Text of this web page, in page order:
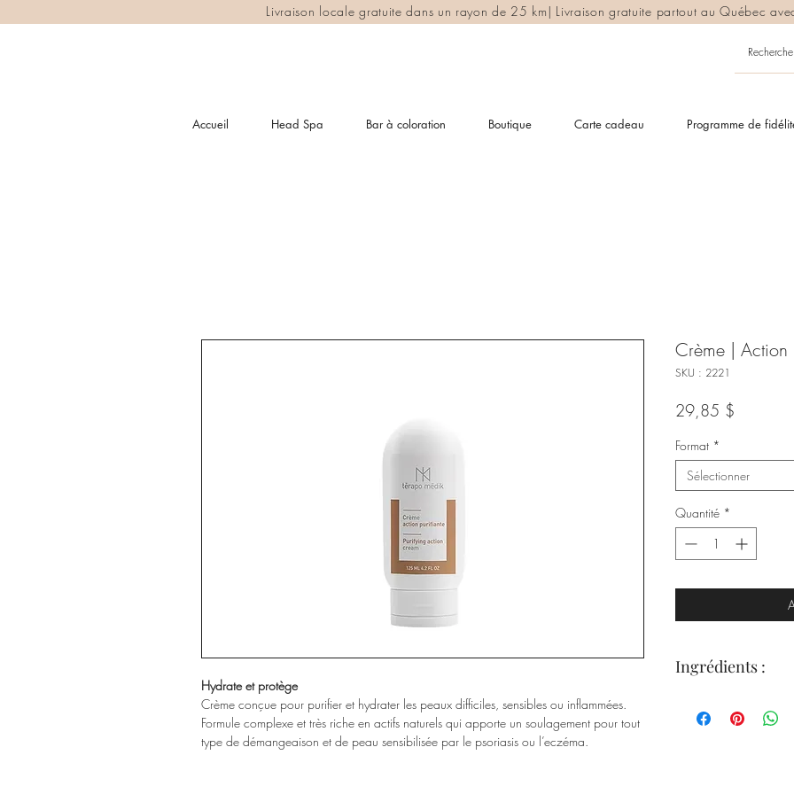
Livraison locale gratuite dans un rayon de 25 km| Livraison gratuite partout au Québec
Accueil Head Spa Bar à coloration Boutique Carte cadeau Programme de
Hydrate et protège
Crème conçue pour purifier et hydrater les peaux difficiles, sensibles ou inflammées.
Formule complexe et très riche en actifs naturels qui apporte un soulagement pour tout
type de démangeaison et de peau sensibilisée par le psoriasis ou l’eczéma.
Crème | Action
SKU : 2221
29,85 $
Format *
Sélectionner
Quantité *
Ingrédients :
Acide salicylique